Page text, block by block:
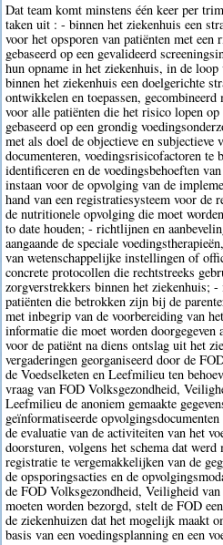
Dat team komt minstens één keer per
taken uit : - binnen het ziekenhuis een
voor het opsporen van patiënten met
gebaseerd op een gevalideerd
hun opname in het ziekenhuis, in de
binnen het ziekenhuis een doelgerichte
ontwikkelen en toepassen,
voor alle patiënten die het risico lopen
gebaseerd op een grondig
met als doel de objectieve en subjectieve
documenteren, voedingsrisicofactoren te
identificeren en de voedingsbehoeften
instaan voor de opvolging van de
hand van een registratiesysteem voor de
de nutritionele opvolging die moet
to date houden; - richtlijnen en
aangaande de speciale
van wetenschappelijke instellingen of
concrete protocollen die rechtstreeks
zorgverstrekkers binnen het ziekenhuis;
patiënten die betrokken zijn bij de
met inbegrip van de voorbereiding van
informatie die moet worden doorgegeven
voor de patiënt na diens ontslag uit het
vergaderingen georganiseerd door de
de Voedselketen en Leefmilieu ten
vraag van FOD Volksgezondheid,
Leefmilieu de anoniem gemaakte
geïnformatiseerde
de evaluatie van de activiteiten van het
doorsturen, volgens het schema dat
registratie te vergemakkelijken van de
de opsporingsacties en de
de FOD Volksgezondheid, Veiligheid
moeten worden bezorgd, stelt de FOD
de ziekenhuizen dat het mogelijk maakt
basis van een voedingsplanning en een